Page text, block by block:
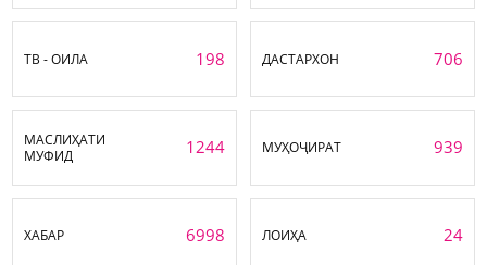
ТВ - ОИЛА 198 ДАСТАРХОН 706
МАСЛИҲАТИ
МУФИД
1244 МУҲОҶИРАТ 939
ХАБАР 6998 ЛОИҲА 24